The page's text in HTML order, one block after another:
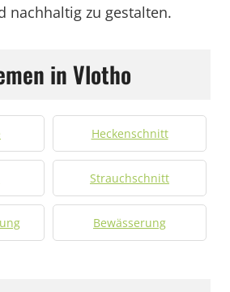
nachhaltig zu gestalten.
in Vlotho
Heckenschnitt
Strauchschnitt
Bewässerung